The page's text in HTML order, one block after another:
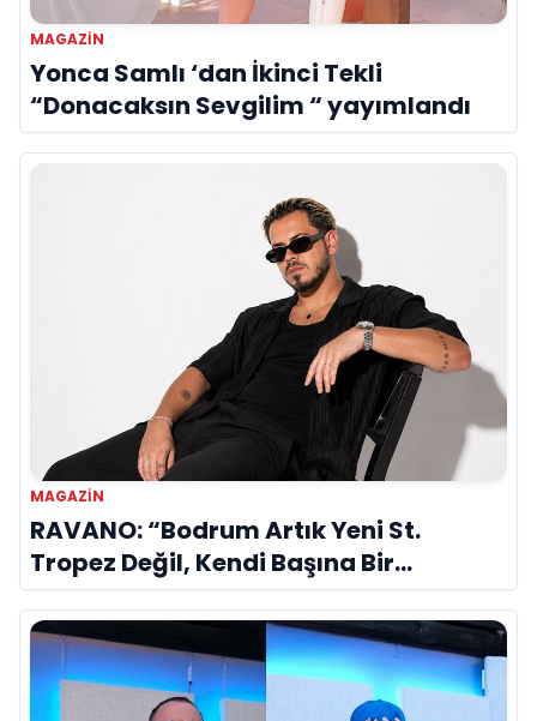
MAGAZIN
Yonca Samlı ‘dan İkinci Tekli
“Donacaksın Sevgilim “ yayımlandı
MAGAZIN
RAVANO: “Bodrum Artık Yeni St.
Tropez Değil, Kendi Başına Bir
Referans”